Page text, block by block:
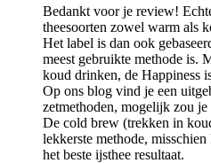
Bedankt voor je review!
theesoorten zowel warm als
Het label is dan ook
meest gebruikte methode is.
koud drinken, de Happiness
Op ons blog vind je een
zetmethoden, mogelijk zou
De cold brew (trekken in
lekkerste methode,
het beste ijsthee resultaat.